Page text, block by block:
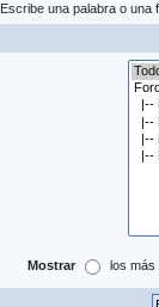
Escribe una palabra o una
Mostrar los más